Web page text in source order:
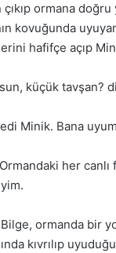
ormana
kovuğunda
hafifçe açıp
küçük tavşan?
Minik. Bana
her canlı
ormanda bir
kıvrılıp